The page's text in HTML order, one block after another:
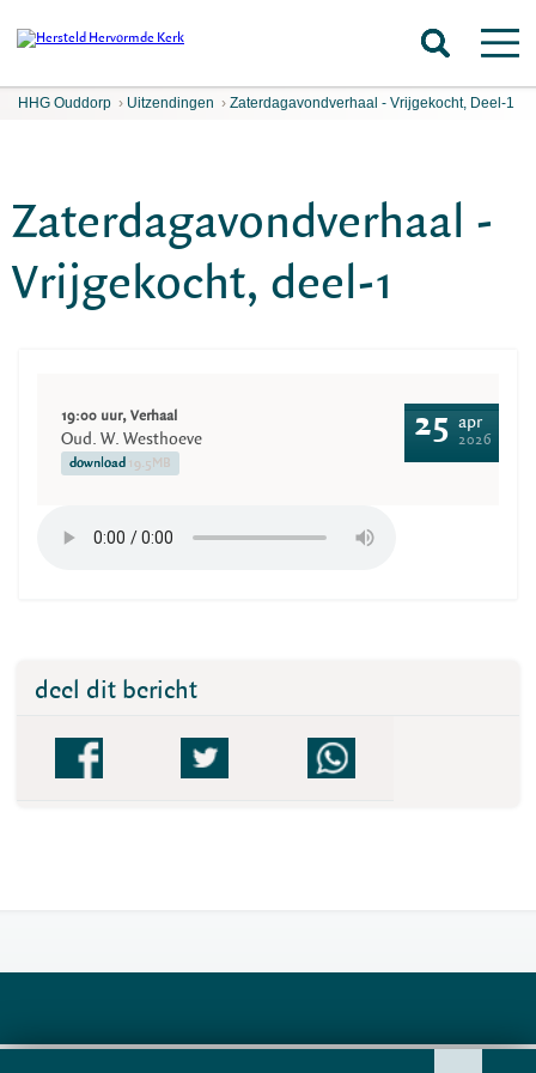
HHG Ouddorp › Uitzendingen › Zaterdagavondverhaal - Vrijgekocht, Deel-1
Zaterdagavondverhaal -
Vrijgekocht, deel-1
19:00 uur, Verhaal
Oud. W. Westhoeve
download 19.5MB
25 apr
2026
deel dit bericht